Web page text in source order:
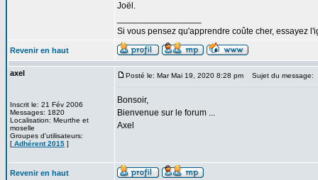
Joël.
Si vous pensez qu'apprendre coûte cher, essayez
Revenir en haut
axel
Inscrit le: 21 Fév 2006
Messages: 1820
Localisation: Meurthe et
moselle
Groupes d'utilisateurs:
[ Adhérent 2015 ]
Posté le: Mar Mai 19, 2020 8:28 pm Sujet du message:
Bonsoir,
Bienvenue sur le forum ...
Axel
Revenir en haut